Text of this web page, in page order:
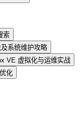
索
系统维护攻略
VE 虚拟化与运维实战
化